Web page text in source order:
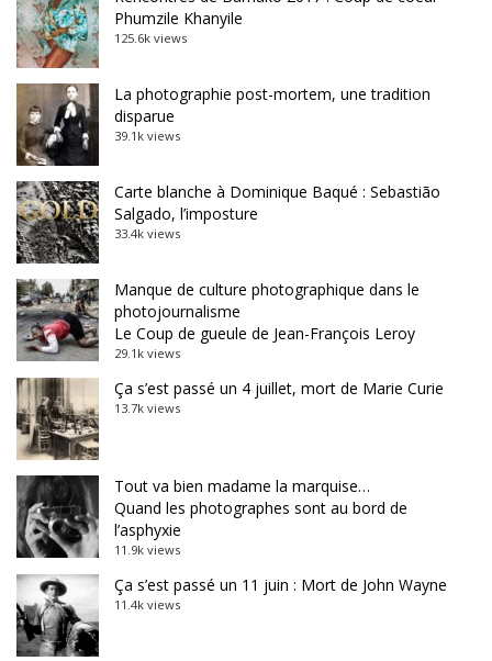
Phumzile Khanyile
125.6k views
La photographie post-mortem, une tradition
disparue
39.1k views
Carte blanche à Dominique Baqué : Sebastião
Salgado, l’imposture
33.4k views
Manque de culture photographique dans le
photojournalisme
Le Coup de gueule de Jean-François Leroy
29.1k views
Ça s’est passé un 4 juillet, mort de Marie Curie
13.7k views
Tout va bien madame la marquise…
Quand les photographes sont au bord de
l’asphyxie
11.9k views
Ça s’est passé un 11 juin : Mort de John Wayne
11.4k views